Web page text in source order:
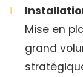
Mise en
grand